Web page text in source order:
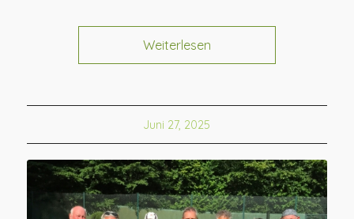
Weiterlesen
Juni 27, 2025